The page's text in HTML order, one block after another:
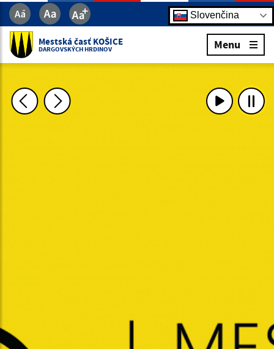
Slovenčina
Mestská časť KOŠICE
DARGOVSKÝCH HRDINOV Menu